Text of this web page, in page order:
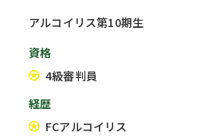
アルコイリス第10期生
資格
4級審判員
経歴
FCアルコイリス